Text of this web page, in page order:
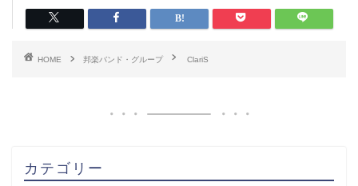
HOME 邦楽バンド・グループ ClariS
カテゴリー